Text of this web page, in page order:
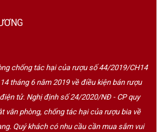
rượu khoảng 60 phút trước
chống tác hại của rượu số 44/2019/CH14
tháng 6 năm 2019 về điều kiện bán rượu
tử. Nghị định số 24/2020/NĐ - CP quy
văn phòng, chống tác hại của rượu bia về
Quý khách có nhu cầu cần mua sắm vui